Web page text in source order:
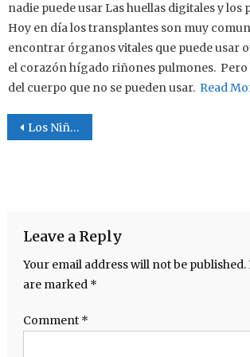
nadie puede usar Las huellas digitales y los
Hoy en día los transplantes son muy
encontrar órganos vitales que puede usar
el corazón hígado riñones pulmones. Pero
del cuerpo que no se pueden usar. Read
Post navigation
Los Niños Separados En La Frontera.
Leave a Reply
Your email address will not be published.
are marked *
Comment *